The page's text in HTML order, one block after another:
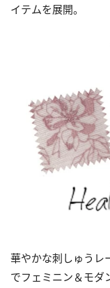
イテムを展開。
華やかな刺しゅうレ
でフェミニン＆モダ